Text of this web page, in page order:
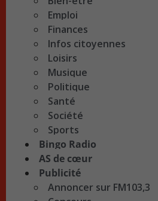
Emploi
Finances
Infos citoyennes
Loisirs
Musique
Politique
Santé
Société
Sports
Bingo Radio
AS de cœur
Publicité
Annoncer sur FM103,3